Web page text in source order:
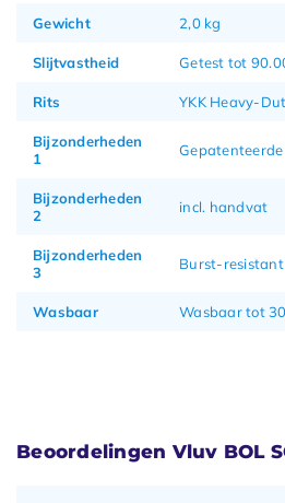
Gewicht 2,0 kg
Slijtvastheid Getest tot
Rits YKK Heavy-
Bijzonderheden
1
Bijzonderheden
2
incl. handvat
Bijzonderheden
3
Burst-
Wasbaar Wasbaar tot
Beoordelingen Vluv BOL